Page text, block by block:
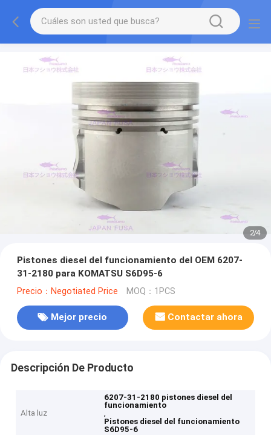
2/4
Pistones diesel del funcionamiento del OEM 6207-
31-2180 para KOMATSU S6D95-6
Precio：Negotiated Price MOQ：1PCS
Mejor precio Contactar ahora
Descripción De Producto
Alta luz
6207-31-2180 pistones diesel del
funcionamiento
,
Pistones diesel del funcionamiento
S6D95-6